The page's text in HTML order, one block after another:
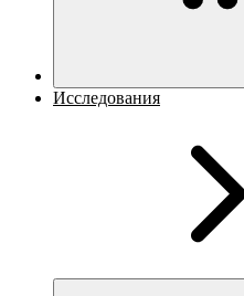
Исследования